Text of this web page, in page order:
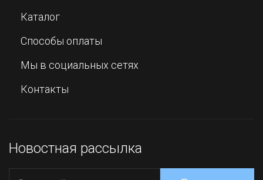
Каталог
Способы оплаты
Мы в социальных сетях
Контакты
Новостная рассылка